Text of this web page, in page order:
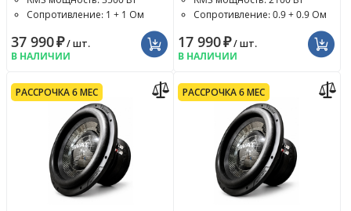
Сопротивление: 1 + 1 Ом
37 990₽/ шт.
В НАЛИЧИИ
Сопротивление: 0.9 + 0.9 Ом
17 990₽/ шт.
В НАЛИЧИИ
РАССРОЧКА 6 МЕС РАССРОЧКА 6 МЕС